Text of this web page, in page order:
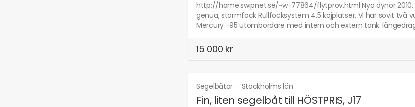
http://home.swipnet.se/~w-77864/flytprov.html Nya dynor
genua, stormfock Rullfocksystem 4.5 kojplatser. Vi har sovit två
Mercury -95 utombordare med intern och extern tank.
15 000 kr
Segelbåtar · Stockholms län
Fin, liten segelbåt till HÖSTPRIS, J17